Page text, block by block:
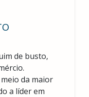
de busto,
da maior
a líder em